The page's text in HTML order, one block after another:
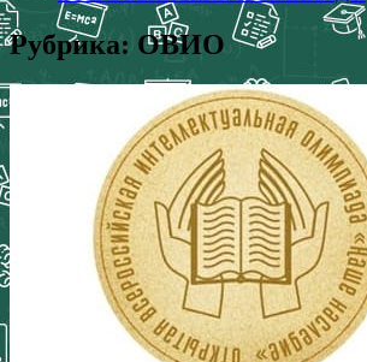
Рубрика: ОВИО